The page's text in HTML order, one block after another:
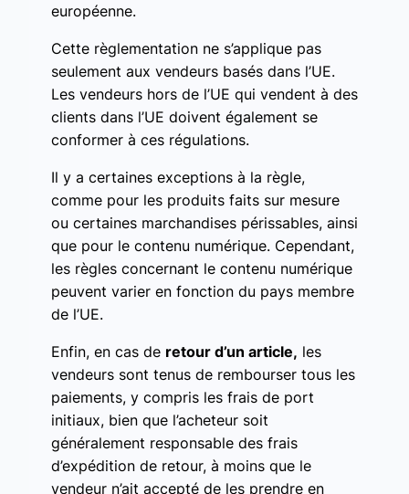
européenne.
Cette règlementation ne s’applique pas
seulement aux vendeurs basés dans l’UE.
Les vendeurs hors de l’UE qui vendent à des
clients dans l’UE doivent également se
conformer à ces régulations.
Il y a certaines exceptions à la règle,
comme pour les produits faits sur mesure
ou certaines marchandises périssables, ainsi
que pour le contenu numérique. Cependant,
les règles concernant le contenu numérique
peuvent varier en fonction du pays membre
de l’UE.
Enfin, en cas de retour d’un article, les
vendeurs sont tenus de rembourser tous les
paiements, y compris les frais de port
initiaux, bien que l’acheteur soit
généralement responsable des frais
d’expédition de retour, à moins que le
vendeur n’ait accepté de les prendre en